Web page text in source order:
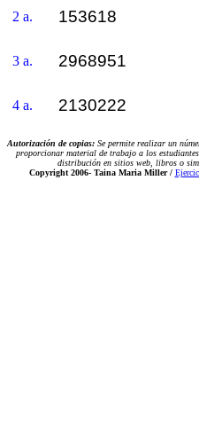
2 a. 153618
3 a. 2968951
4 a. 2130222
Autorización de copias: Se permite realizar un
proporcionar material de trabajo a los
distribución en sitios web, libros o
Copyright 2006-Taina Maria Miller /